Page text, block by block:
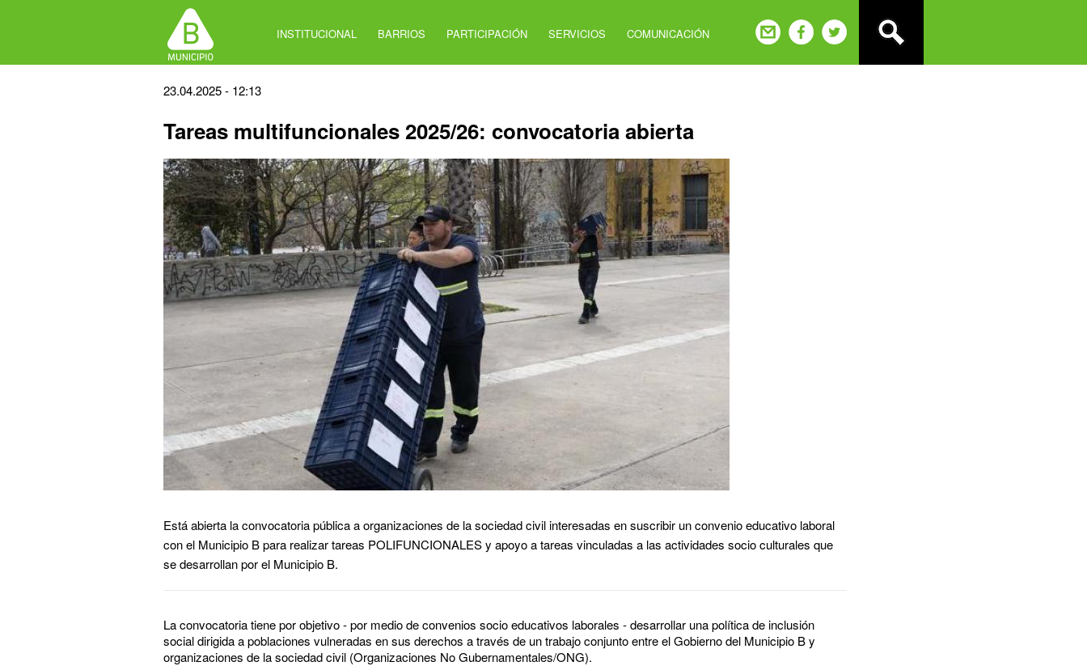
INSTITUCIONAL BARRIOS PARTICIPACIÓN SERVICIOS COMUNICACIÓN
Back
top
23.04.2025 - 12:13
Tareas multifuncionales 2025/26: convocatoria abierta
Está abierta la convocatoria pública a organizaciones de la sociedad civil interesadas en suscribir un convenio educativo laboral
con el Municipio B para realizar tareas POLIFUNCIONALES y apoyo a tareas vinculadas a las actividades socio culturales que
se desarrollan por el Municipio B.
La convocatoria tiene por objetivo - por medio de convenios socio educativos laborales - desarrollar una política de inclusión
social dirigida a poblaciones vulneradas en sus derechos a través de un trabajo conjunto entre el Gobierno del Municipio B y
organizaciones de la sociedad civil (Organizaciones No Gubernamentales/ONG).